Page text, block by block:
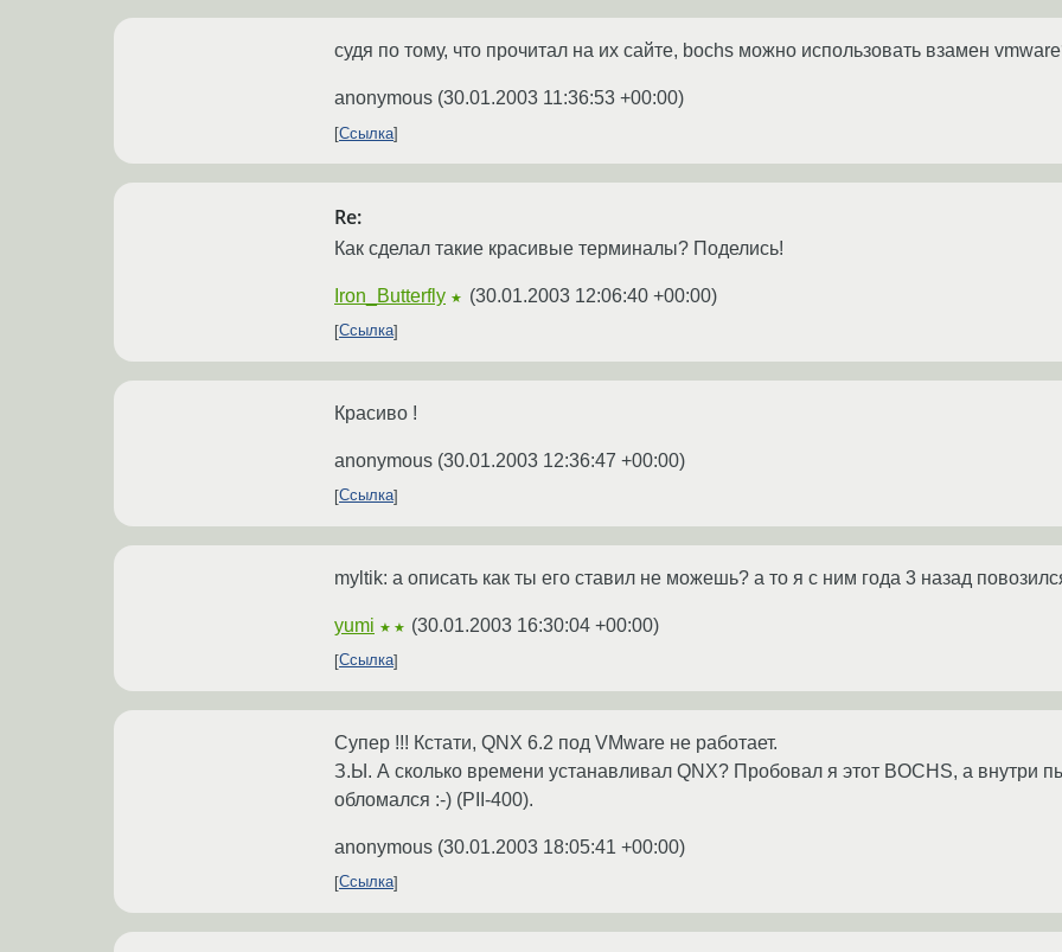
судя по тому, что прочитал на их сайте, bochs можно использовать взамен
anonymous (30.01.2003 11:36:53 +00:00)
Ссылка
Re:
Как сделал такие красивые терминалы? Поделись!
Iron_Butterfly ★ (30.01.2003 12:06:40 +00:00)
Ссылка
Красиво !
anonymous (30.01.2003 12:36:47 +00:00)
Ссылка
myltik: а описать как ты его ставил не можешь? а то я с ним года 3 назад
yumi ★★ (30.01.2003 16:30:04 +00:00)
Ссылка
Супер !!! Кстати, QNX 6.2 под VMware не работает.
З.Ы. А сколько времени устанавливал QNX? Пробовал я этот BOCHS, а внутри
обломался :-) (PII-400).
anonymous (30.01.2003 18:05:41 +00:00)
Ссылка